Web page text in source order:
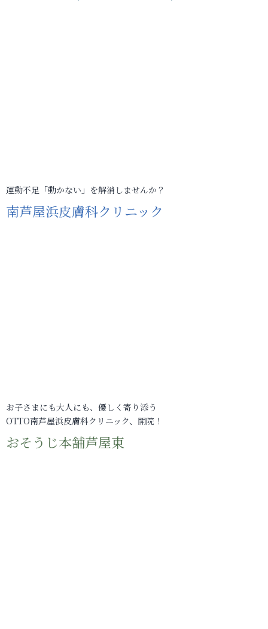
運動不足「動かない」を解消しませんか？
南芦屋浜皮膚科クリニック
お子さまにも大人にも、優しく寄り添う
OTTO南芦屋浜皮膚科クリニック、開院！
おそうじ本舗芦屋東